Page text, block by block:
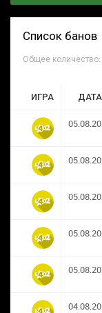
Список банов
Общее
ИГРА ДАТА